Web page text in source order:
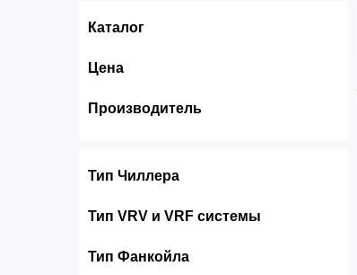
Каталог
Цена
Производитель
Тип Чиллера
Тип VRV и VRF системы
Тип Фанкойла